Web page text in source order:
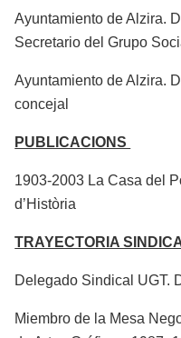
Ayuntamiento de Alzira.
Secretario del Grupo
Ayuntamiento de Alzira.
concejal
PUBLICACIONS
1903-2003 La Casa del
d’Història
TRAYECTORIA
Delegado Sindical UGT.
Miembro de la Mesa